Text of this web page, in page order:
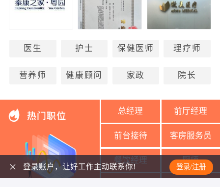
医生 护士 保健医师 理疗师
营养师 健康顾问 家政 院长
总经理 前厅经理
前台接待 客房服务员
餐饮经理 厨师
登录账户，让好工作主动联系你! 登录/注册